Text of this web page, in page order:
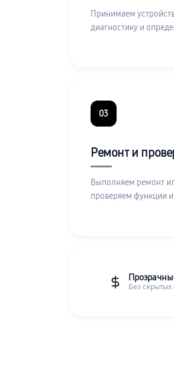
Принимаем
диагностику и
03
Ремонт и
Выполняем ремонт
проверяем функции
Без